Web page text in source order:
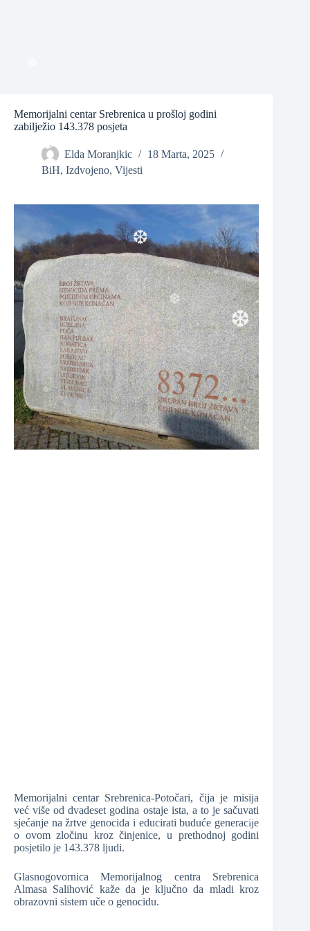
Memorijalni centar Srebrenica u prošloj godini
zabilježio 143.378 posjeta
Elda Moranjkic
18 Marta, 2025
BiH, Izdvojeno, Vijesti
Memorijalni centar Srebrenica-Potočari, čija je misija
već više od dvadeset godina ostaje ista, a to je sačuvati
sjećanje na žrtve genocida i educirati buduće generacije
o ovom zločinu kroz činjenice, u prethodnoj godini
posjetilo je 143.378 ljudi.
Glasnogovornica Memorijalnog centra Srebrenica
Almasa Salihović kaže da je ključno da mladi kroz
obrazovni sistem uče o genocidu.
❆
❆
❆
❆
❆
❆
❆
❆
❆
❆